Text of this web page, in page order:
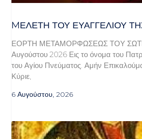
MΕΛΈΤΗ ΤΟΥ ΕΥΑΓΓΕΛΊΟΥ
ΕΟΡΤΗ ΜΕΤΑΜΟΡΦΩΣΕΩΣ ΤΟΥ
Αυγούστου 2026 Εις το όνομα του
του Αγίου Πνεύματος. Αμήν
Κύριε,
6 Αυγούστου, 2026